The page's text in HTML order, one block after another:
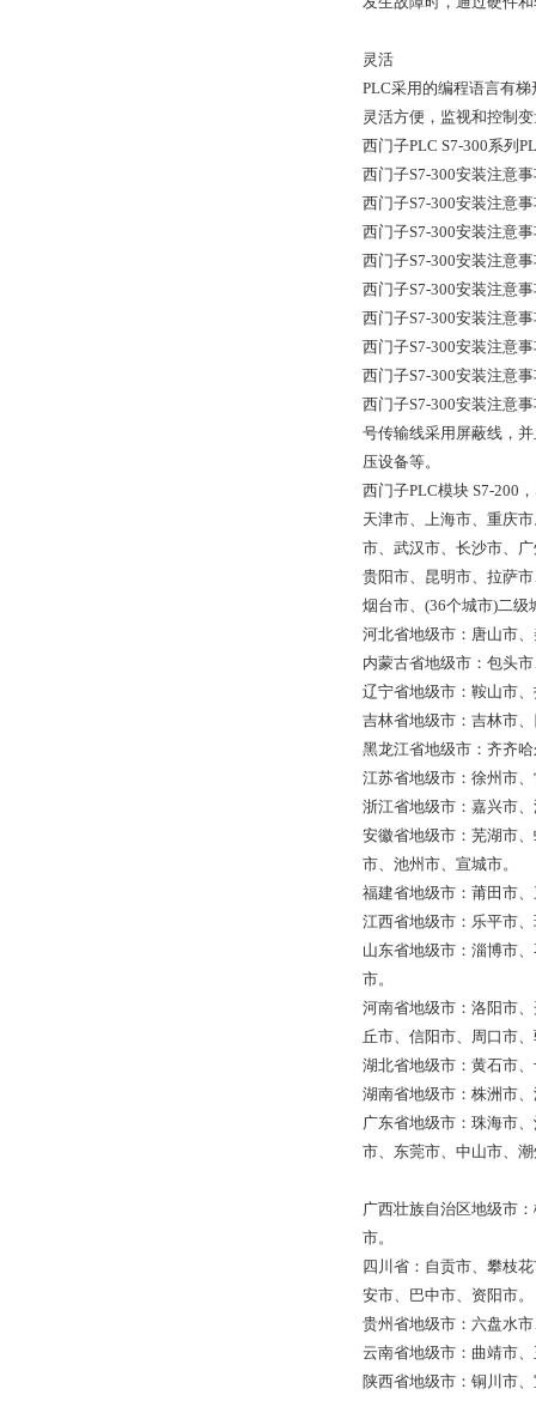
灵活
PLC采用的编程语言有
灵活方便，监视和控制
西门子PLC S7-300系列
西门子S7-300安装注意
西门子S7-300安装注意
西门子S7-300安装注意
西门子S7-300安装注意
西门子S7-300安装注意
西门子S7-300安装注意
西门子S7-300安装注意
西门子S7-300安装注意
西门子S7-300安装注意
号传输线采用屏蔽线，
压设备等。
西门子PLC模块 S7-200
天津市、上海市、重庆
市、武汉市、长沙市、
贵阳市、昆明市、拉萨
烟台市、(36个城市)二级
河北省地级市：唐山市
内蒙古省地级市：包头
辽宁省地级市：鞍山市
吉林省地级市：吉林市
黑龙江省地级市：齐齐
江苏省地级市：徐州市
浙江省地级市：嘉兴市
安徽省地级市：芜湖市
市、池州市、宣城市。
福建省地级市：莆田市
江西省地级市：乐平市
山东省地级市：淄博市
市。
河南省地级市：洛阳市
丘市、信阳市、周口市
湖北省地级市：黄石市
湖南省地级市：株洲市
广东省地级市：珠海市
市、东莞市、中山市、
广西壮族自治区地级市
市。
四川省：自贡市、攀枝
安市、巴中市、资阳市。
贵州省地级市：六盘水
云南省地级市：曲靖市
陕西省地级市：铜川市